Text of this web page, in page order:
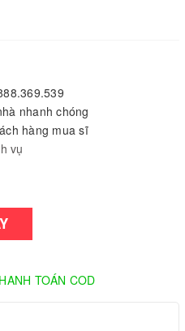
nhanh chóng
hàng mua sĩ
vụ
TOÁN COD